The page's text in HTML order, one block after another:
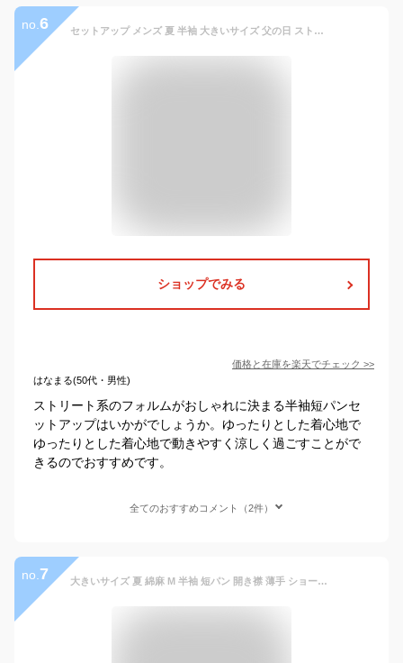
no. 6 セットアップ メンズ 夏 半袖 大きいサイズ 父の日 ストリート系 半袖短パン 上下セット Tシャツ ショートパンツ 半袖tシャツ ラフ シャツ 大人 リゾート ファッション メンズ トップス ワイドパンツ ゆったり ジャージ 涼しい スポーツウェア 着 ルームウェア プレゼント
ショップでみる
価格と在庫を楽天でチェック >>
はなまる(50代・男性)
ストリート系のフォルムがおしゃれに決まる半袖短パンセ
ットアップはいかがでしょうか。ゆったりとした着心地で
ゆったりとした着心地で動きやすく涼しく過ごすことがで
きるのでおすすめです。
全てのおすすめコメント（2件）
no. 7 大きいサイズ 夏 綿麻 M 半袖 短パン 開き襟 薄手 ショートパンツ 夏 リネン セットアップ ハーフパンツ 上下 上下セット メンズ 2点セット 涼しい 夏用 ルームウェア 部屋着 前開き イージーパンツ カジュアル ジャストサイズ 軽量 L XL 2XL 3XL 紺 シャツ